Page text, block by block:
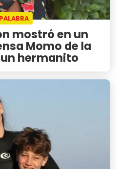
mostró en un
Momo de la
hermanito